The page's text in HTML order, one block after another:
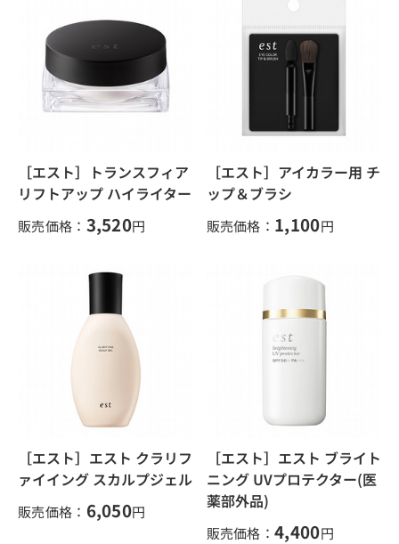
［エスト］トランスフィア
リフトアップ ハイライター
販売価格： 3,520円
［エスト］アイカラー用 チ
ップ＆ブラシ
販売価格： 1,100円
［エスト］エスト クラリフ
ァイイング スカルプジェル
販売価格： 6,050円
［エスト］エスト ブライト
ニング UVプロテクター(医
薬部外品)
販売価格： 4,400円